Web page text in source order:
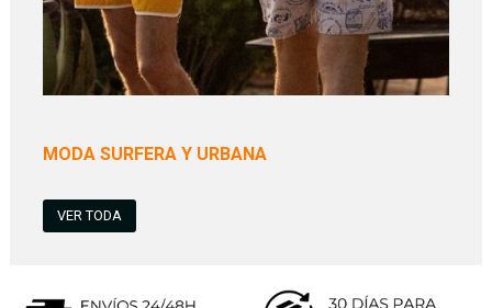
MODA SURFERA Y URBANA
VER TODA